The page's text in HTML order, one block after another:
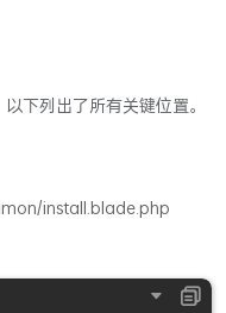
下列出了所有关键位置。
install.blade.php